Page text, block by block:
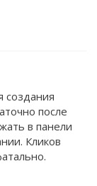
создания
после
в панели
Кликов